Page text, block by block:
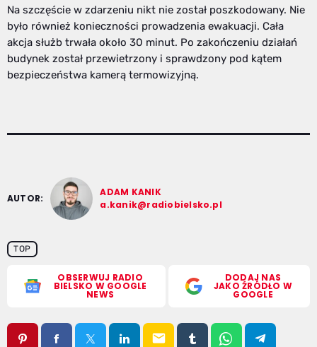
Na szczęście w zdarzeniu nikt nie został poszkodowany. Nie
było również konieczności prowadzenia ewakuacji. Cała
akcja służb trwała około 30 minut. Po zakończeniu działań
budynek został przewietrzony i sprawdzony pod kątem
bezpieczeństwa kamerą termowizyjną.
AUTOR:
ADAM KANIK
a.kanik@radiobielsko.pl
TOP
OBSERWUJ RADIO
BIELSKO W GOOGLE
NEWS
DODAJ NAS
JAKO ŹRÓDŁO W
GOOGLE
email